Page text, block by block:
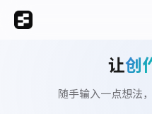
让创
随手输入一点想法